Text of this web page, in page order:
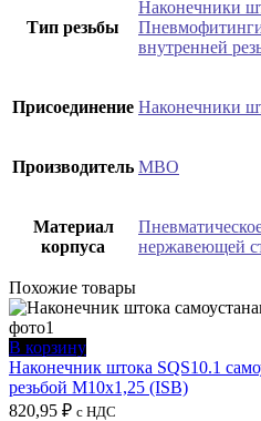
Тип резьбы
Наконечники
внутренней
Присоединение Наконечники
Производитель MBO
Материал
корпуса
нержавеющей
Похожие товары
В корзину
Наконечник штока SQS10.1
резьбой M10x1,25 (ISB)
820,95 ₽ с НДС